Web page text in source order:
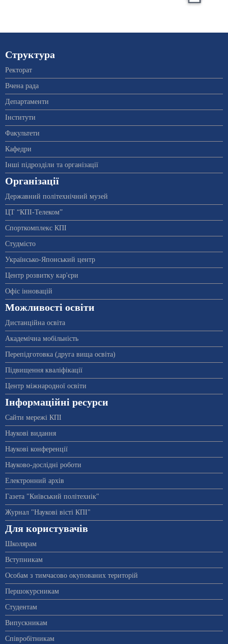
Структура
Ректорат
Вчена рада
Департаменти
Інститути
Факультети
Кафедри
Інші підрозділи та організації
Організації
Державний політехнічний музей
ЦТ “КПІ-Телеком”
Спорткомплекс КПІ
Студмісто
Українсько-Японський центр
Центр розвитку кар'єри
Офіс інновацій
Можливості освіти
Дистанційна освіта
Академічна мобільність
Перепідготовка (друга вища освіта)
Підвищення кваліфікації
Центр міжнародної освіти
Інформаційні ресурси
Сайти мережі КПІ
Наукові видання
Наукові конференції
Науково-дослідні роботи
Електронний архів
Газета "Київський політехнік"
Журнал "Наукові вісті КПІ"
Для користувачів
Школярам
Вступникам
Особам з тимчасово окупованих територій
Першокурсникам
Студентам
Випускникам
Співробітникам